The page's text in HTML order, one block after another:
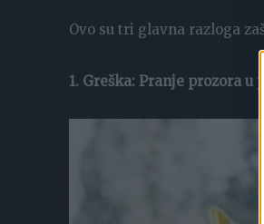
Ovo su tri glavna razloga
1. Greška: Pranje prozora u